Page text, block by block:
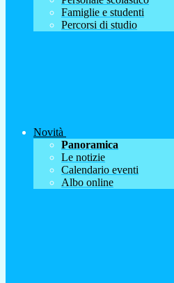
Famiglie e studenti
Percorsi di studio
Novità
Panoramica
Le notizie
Calendario eventi
Albo online